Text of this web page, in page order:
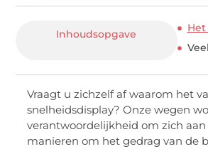
Inhoudsopgave
Vraagt u zichzelf af waarom het
snelheidsdisplay? Onze wegen
verantwoordelijkheid om zich
manieren om het gedrag van de